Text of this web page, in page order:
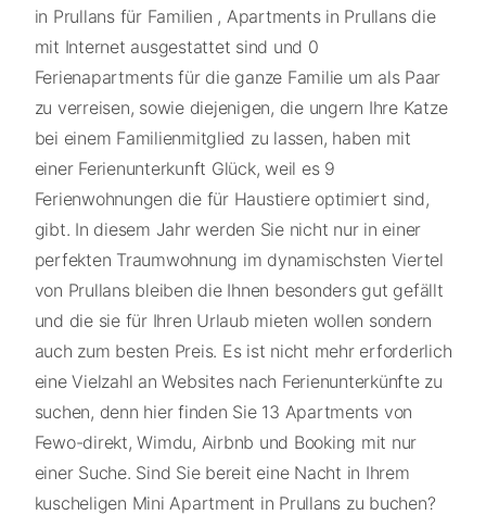
in Prullans für Familien , Apartments in Prullans die
mit Internet ausgestattet sind und 0
Ferienapartments für die ganze Familie um als Paar
zu verreisen, sowie diejenigen, die ungern Ihre Katze
bei einem Familienmitglied zu lassen, haben mit
einer Ferienunterkunft Glück, weil es 9
Ferienwohnungen die für Haustiere optimiert sind,
gibt. In diesem Jahr werden Sie nicht nur in einer
perfekten Traumwohnung im dynamischsten Viertel
von Prullans bleiben die Ihnen besonders gut gefällt
und die sie für Ihren Urlaub mieten wollen sondern
auch zum besten Preis. Es ist nicht mehr erforderlich
eine Vielzahl an Websites nach Ferienunterkünfte zu
suchen, denn hier finden Sie 13 Apartments von
Fewo-direkt, Wimdu, Airbnb und Booking mit nur
einer Suche. Sind Sie bereit eine Nacht in Ihrem
kuscheligen Mini Apartment in Prullans zu buchen?